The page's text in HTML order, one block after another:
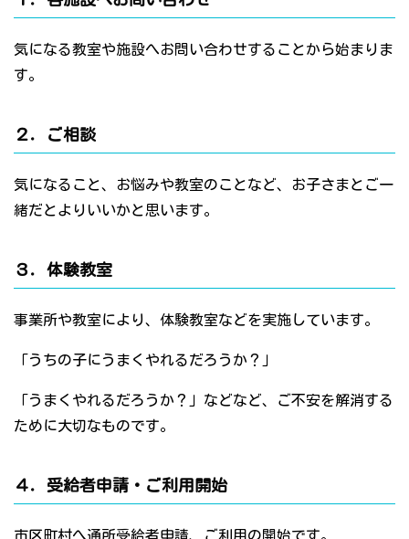
気になる教室や施設へお問い合わせすることから始まりま
す。
２．ご相談
気になること、お悩みや教室のことなど、お子さまとご一
緒だとよりいいかと思います。
３．体験教室
事業所や教室により、体験教室などを実施しています。
「うちの子にうまくやれるだろうか？」
「うまくやれるだろうか？」などなど、ご不安を解消する
ために大切なものです。
４．受給者申請・ご利用開始
市区町村へ通所受給者申請、ご利用の開始です。